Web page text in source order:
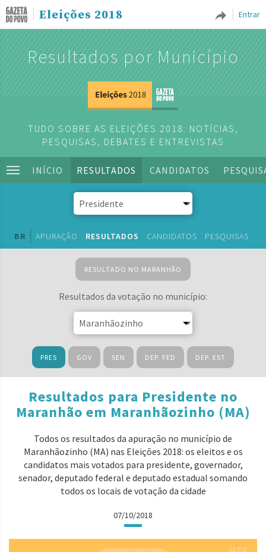
Entrar
Eleições 2018
Resultados por Município
TUDO SOBRE AS ELEIÇÕES 2018: NOTÍCIAS,
PESQUISAS, DEBATES E ENTREVISTAS
INÍCIO RESULTADOS CANDIDATOS
BR APURAÇÃO RESULTADOS CANDIDATOS PESQUISAS
RESULTADO NO MARANHÃO
Resultados da votação no município:
PRES GOV SEN DEP. FED DEP. EST
Resultados para Presidente no
Maranhão em Maranhãozinho (MA)
Todos os resultados da apuração no município de
Maranhãozinho (MA) nas Eleições 2018: os eleitos e os
candidatos mais votados para presidente, governador,
senador, deputado federal e deputado estadual somando
todos os locais de votação da cidade
07/10/2018